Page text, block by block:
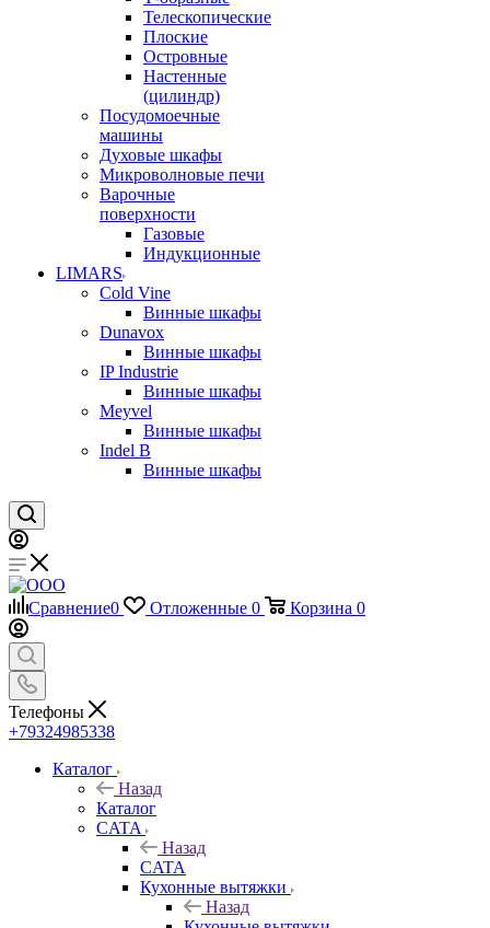
Телескопические
Плоские
Островные
Настенные
(цилиндр)
Посудомоечные
машины
Духовые шкафы
Микроволновые печи
Варочные
поверхности
Газовые
Индукционные
LIMARS
Cold Vine
Винные шкафы
Dunavox
Винные шкафы
IP Industrie
Винные шкафы
Meyvel
Винные шкафы
Indel B
Винные шкафы
Сравнение0 Отложенные 0 Корзина 0
Телефоны
+79324985338
Каталог
Назад
Каталог
CATA
Назад
CATA
Кухонные вытяжки
Назад